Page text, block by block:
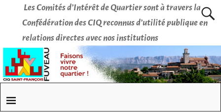
Les Comités d’Intérêt de Quartier sont à travers la
Confédération des CIQ reconnus d’utilité publique en
relations directes avec nos institutions